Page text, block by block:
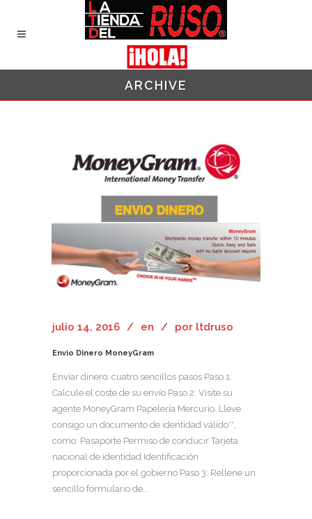
ARCHIVE
julio 14, 2016 en por ltdruso
Envio Dinero MoneyGram
Enviar dinero: cuatro sencillos pasos Paso 1:
Calcule el coste de su envío Paso 2: Visite su
agente MoneyGram Papelería Mercurio. Lleve
consigo un documento de identidad válido**,
como: Pasaporte Permiso de conducir Tarjeta
nacional de identidad Identificación
proporcionada por el gobierno Paso 3: Rellene un
sencillo formulario de...